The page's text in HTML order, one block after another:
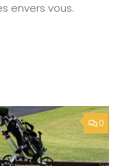
envers vous.
0